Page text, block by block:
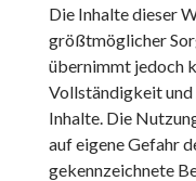
Die Inhalte dieser
größtmöglicher
übernimmt jedoch
Vollständigkeit
Inhalte. Die
auf eigene Gefahr
gekennzeichnete